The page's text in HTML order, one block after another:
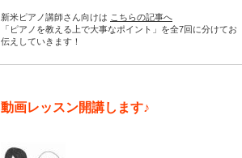
新米ピアノ講師さん向けは こちらの記事へ
「ピアノを教える上で大事なポイント」を全7回に分けてお
伝えしていきます！
動画レッスン開講します♪